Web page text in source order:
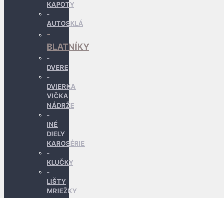
KAPOTY
AUTOSKLÁ
BLATNÍKY
DVERE
DVIERKA
VIČKA
NÁDRŽE
INÉ
DIELY
KAROSÉRIE
KLUČKY
LIŠTY
MRIEŽKY